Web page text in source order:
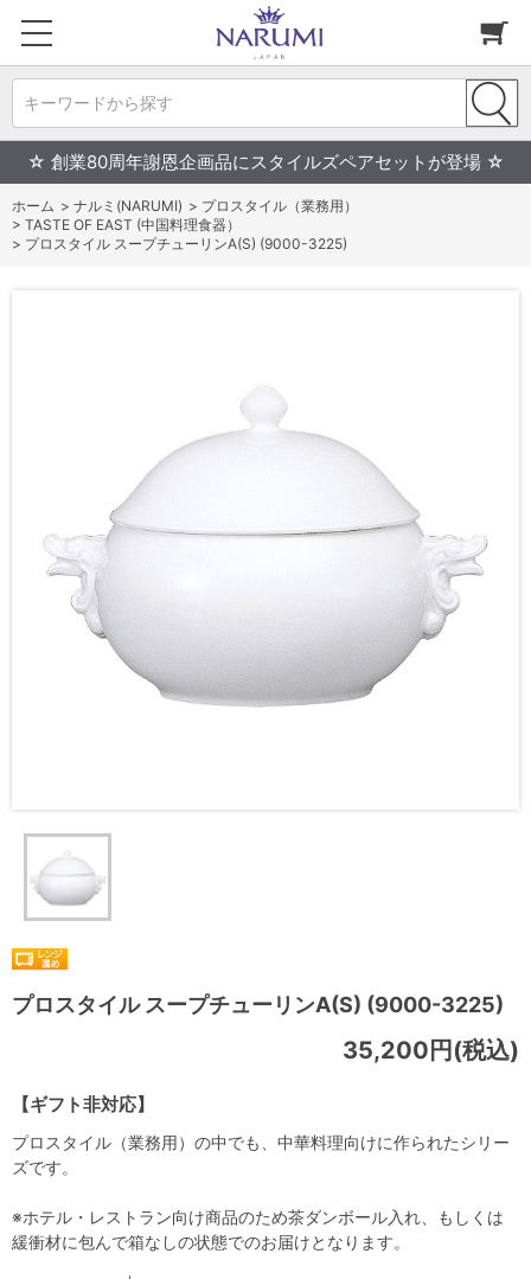
キーワードから探す
☆ 創業80周年謝恩企画品にスタイルズペアセットが登場 ☆
ホーム > ナルミ(NARUMI) > プロスタイル（業務用）
> TASTE OF EAST (中国料理食器）
> プロスタイル スープチューリンA(S) (9000-3225)
プロスタイル スープチューリンA(S) (9000-3225)
【ギフト非対応】
35,200円(税込)
プロスタイル（業務用）の中でも、中華料理向けに作られたシリー
ズです。
※ホテル・レストラン向け商品のため茶ダンボール入れ、もしくは
緩衝材に包んで箱なしの状態でのお届けとなります。